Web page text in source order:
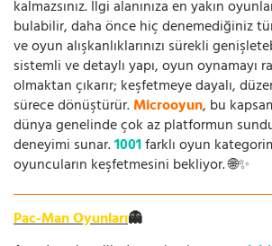
kalmazsınız. İlgi alanınıza en yakın
bulabilir, daha önce hiç denemediğiniz
ve oyun alışkanlıklarınızı sürekli
sistemli ve detaylı yapı, oyun oynamayı
olmaktan çıkarır; keşfetmeye dayalı,
sürece dönüştürür.Microoyun, bu
dünya genelinde çok az platformun
deneyimi sunar.1001farklı oyun
oyuncuların keşfetmesini bekliyor. 🌐✨
Pac-Man Oyunları👻